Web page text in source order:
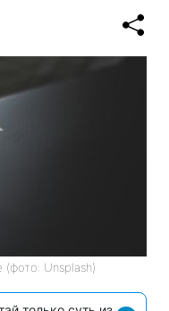
(фото: Unsplash)